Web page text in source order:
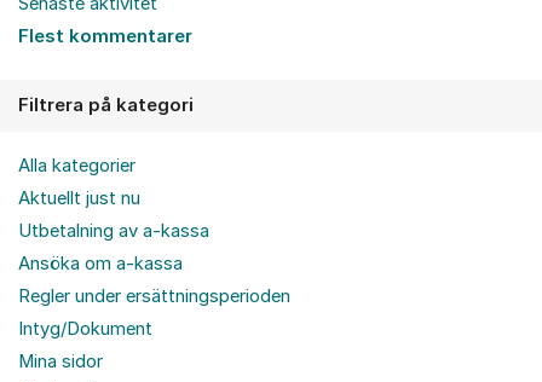
Flest kommentarer
Filtrera på kategori
Alla kategorier
Aktuellt just nu
Utbetalning av a-kassa
Ansöka om a-kassa
Regler under ersättningsperioden
Intyg/Dokument
Mina sidor